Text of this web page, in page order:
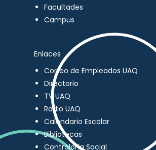
Facultades
Campus
Enlaces
Correo de Empleados UAQ
Directorio
TV UAQ
Radio UAQ
Calendario Escolar
Bibliotecas
Contraloría Social